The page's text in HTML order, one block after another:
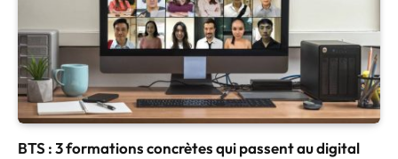
BTS : 3 formations concrètes qui passent au digital